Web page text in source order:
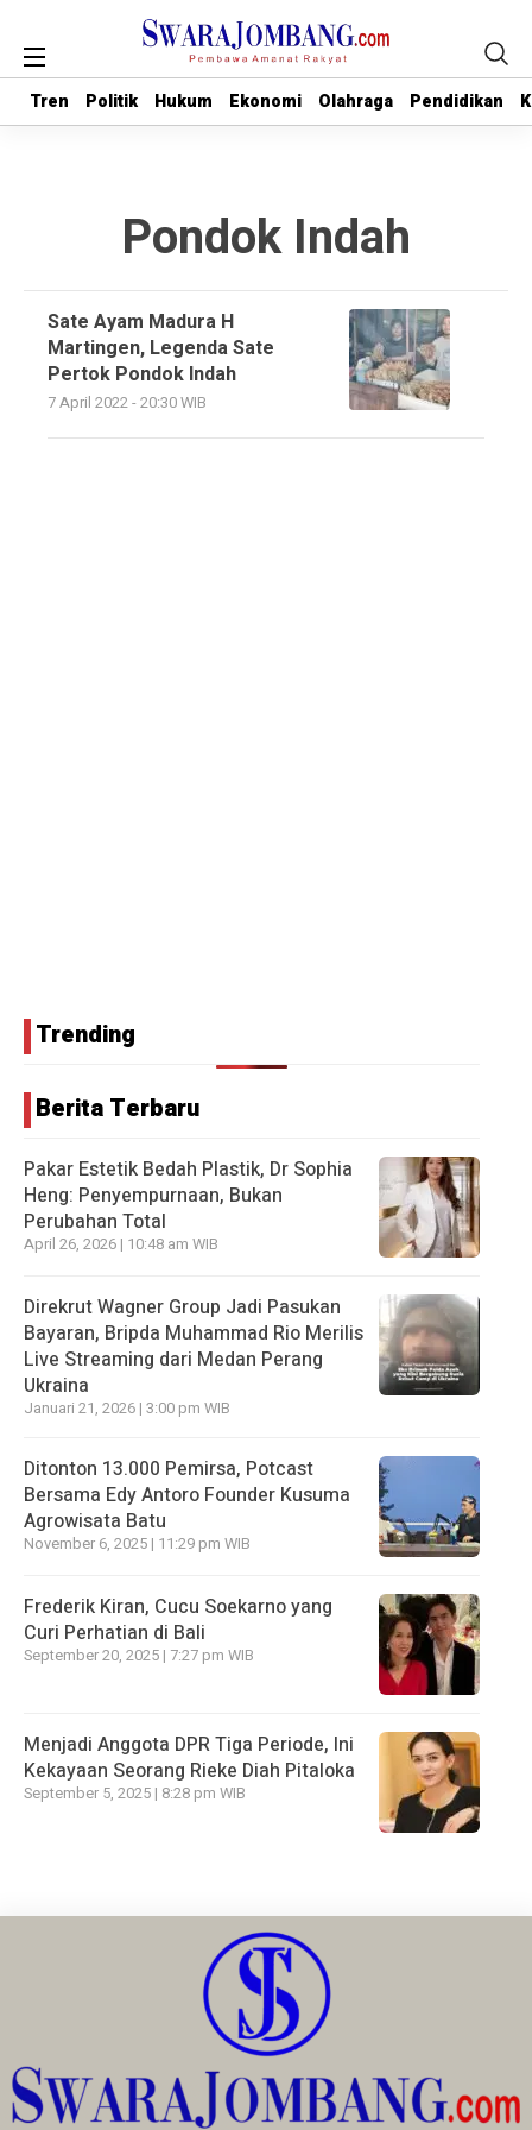
Tren Politik Hukum Ekonomi Olahraga Pendidikan
Tren Politik Hukum Ekonomi Olahraga Pendidikan
Pondok Indah
Sate Ayam Madura H
Martingen, Legenda Sate
Pertok Pondok Indah
7 April 2022 - 20:30 WIB
Trending
Berita Terbaru
Pakar Estetik Bedah Plastik, Dr Sophia
Heng: Penyempurnaan, Bukan
Perubahan Total
April 26, 2026 | 10:48 am WIB
Direkrut Wagner Group Jadi Pasukan
Bayaran, Bripda Muhammad Rio Merilis
Live Streaming dari Medan Perang
Ukraina
Januari 21, 2026 | 3:00 pm WIB
Ditonton 13.000 Pemirsa, Potcast
Bersama Edy Antoro Founder Kusuma
Agrowisata Batu
November 6, 2025 | 11:29 pm WIB
Frederik Kiran, Cucu Soekarno yang
Curi Perhatian di Bali
September 20, 2025 | 7:27 pm WIB
Menjadi Anggota DPR Tiga Periode, Ini
Kekayaan Seorang Rieke Diah Pitaloka
September 5, 2025 | 8:28 pm WIB